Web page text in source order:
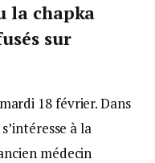
la chapka
sur
18 février. Dans
à la
médecin